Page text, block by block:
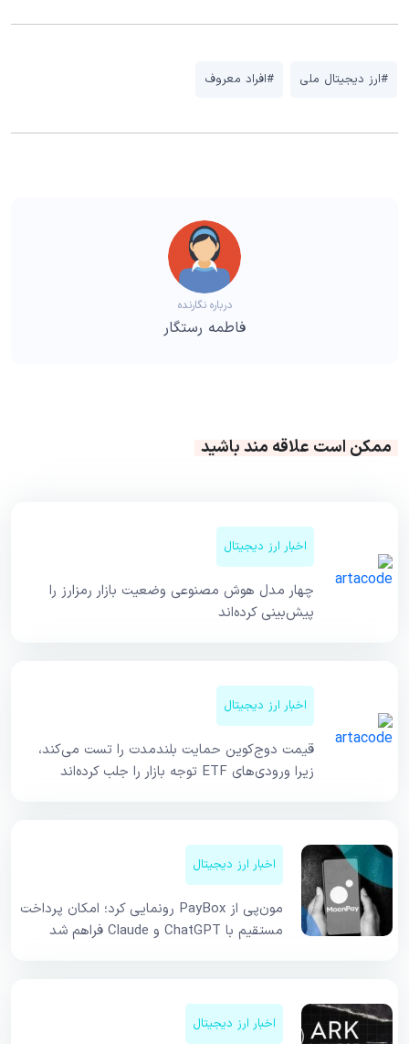
#ارز دیجیتال ملی #افراد معروف
درباره نگارنده
فاطمه رستگار
ممکن است علاقه مند باشید
اخبار ارز دیجیتال
چهار مدل هوش مصنوعی وضعیت بازار رمزارز را
پیش‌بینی کرده‌اند
اخبار ارز دیجیتال
قیمت دوج‌کوین حمایت بلندمدت را تست می‌کند،
زیرا ورودی‌های ETF توجه بازار را جلب کرده‌اند
اخبار ارز دیجیتال
مون‌پی از PayBox رونمایی کرد؛ امکان پرداخت
مستقیم با ChatGPT و Claude فراهم شد
اخبار ارز دیجیتال